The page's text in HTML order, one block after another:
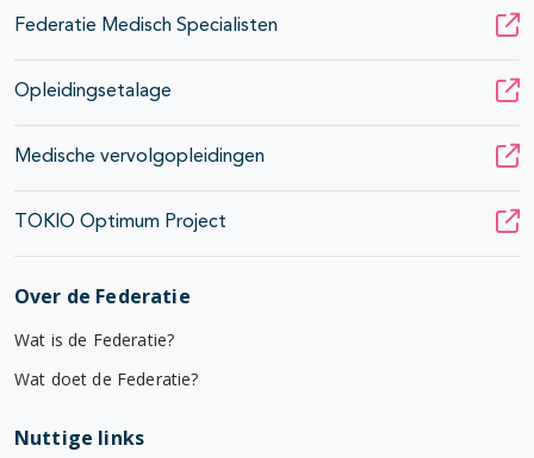
Federatie Medisch Specialisten
Opleidingsetalage
Medische vervolgopleidingen
TOKIO Optimum Project
Over de Federatie
Wat is de Federatie?
Wat doet de Federatie?
Nuttige links